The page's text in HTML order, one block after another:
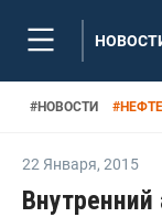
#НОВОСТИ #
22 Января, 2015